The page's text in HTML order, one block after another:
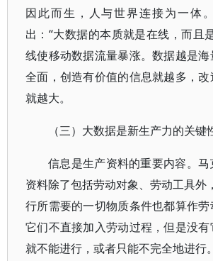
因此而生，人与世界连接为一体
出：“大数据的本质就是在线，而且
线使移动数据流量暴涨。数据越是
全面，创造有价值的信息就越多，
就越大。
（三）大数据是新生产力的关键
信息是生产资料的重要内容。
资料除了包括劳动对象、劳动工具外
行所需要的一切物质条件也都算作劳
它们不直接加入劳动过程，但是没
就不能进行，或者只能不完全地进行